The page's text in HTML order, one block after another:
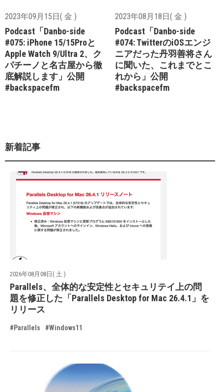
2023年09月15日( 金 )
Podcast「Danbo-side
#075: iPhone 15/15Proと
Apple Watch 9/Ultra 2、ク
パチーノと名古屋から徹
底解説します」公開
#backspacefm
2023年08月18日( 金 )
Podcast「Danbo-side
#074: TwitterのiOSエンジ
ニアだった丹羽善将さん
に聞いた、これまでとこ
れから」公開
#backspacefm
新着記事
2026年08月08日( 土 )
Parallels、全体的な安定性とセキュリテイ上の問
題を修正した「Parallels Desktop for Mac 26.4.1」を
リリース
#Parallels #Windows11